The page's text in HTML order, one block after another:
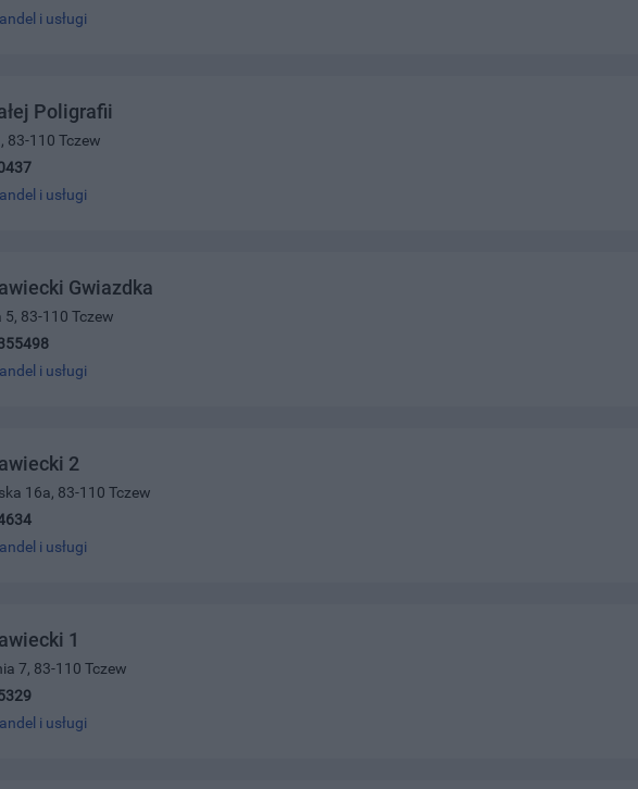
i usługi
Poligrafii
83-110 Tczew
i usługi
Gwiazdka
83-110 Tczew
i usługi
2
16a, 83-110 Tczew
i usługi
1
7, 83-110 Tczew
i usługi